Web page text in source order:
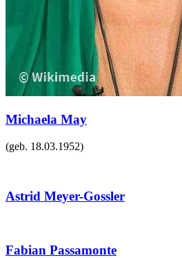
Michaela May
(geb. 18.03.1952)
Astrid Meyer-Gossler
Fabian Passamonte